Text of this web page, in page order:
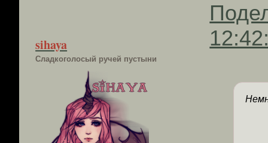
sihaya
Сладкоголосый ручей пустыни